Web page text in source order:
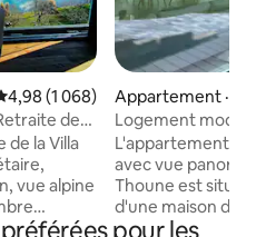
moyenne de 4,98 sur 5, 1
4,98 (1 068)
de
de la Villa
vue alpine
salon
Appartement ·
Logement
panoramique sur
L'appartement
avec vue
Thoune est situé
d'une maison de
rénovée. Il est